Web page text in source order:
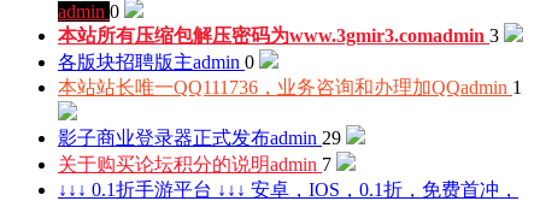
admin 0
本站所有压缩包解压密码为www.3gmir3.comadmin 3
各版块招聘版主admin 0
本站站长唯一QQ111736，业务咨询和办理加QQadmin 1
影子商业登录器正式发布admin 29
关于购买论坛积分的说明admin 7
↓↓↓ 0.1折手游平台 ↓↓↓ 安卓，IOS，0.1折，免费首冲，